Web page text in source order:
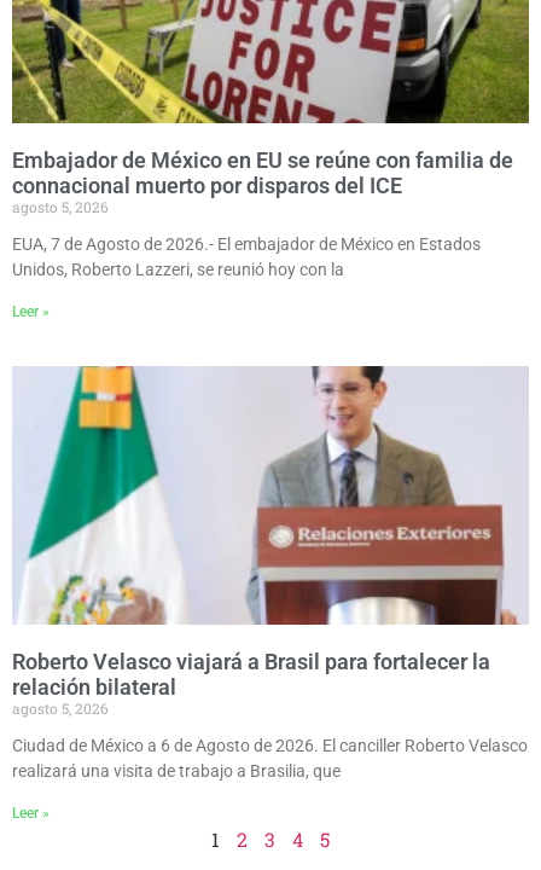
Embajador de México en EU se reúne con familia de
connacional muerto por disparos del ICE
agosto 5, 2026
EUA, 7 de Agosto de 2026.- El embajador de México en Estados
Unidos, Roberto Lazzeri, se reunió hoy con la
Leer »
Roberto Velasco viajará a Brasil para fortalecer la
relación bilateral
agosto 5, 2026
Ciudad de México a 6 de Agosto de 2026. El canciller Roberto Velasco
realizará una visita de trabajo a Brasilia, que
Leer »
1 2 3 4 5